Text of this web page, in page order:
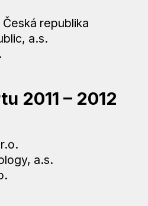
Česká republika
a.s.
2011 – 2012
a.s.